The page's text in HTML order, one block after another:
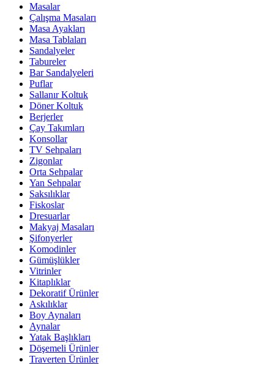
Masalar
Çalışma Masaları
Masa Ayakları
Masa Tablaları
Sandalyeler
Tabureler
Bar Sandalyeleri
Puflar
Sallanır Koltuk
Döner Koltuk
Berjerler
Çay Takımları
Konsollar
TV Sehpaları
Zigonlar
Orta Sehpalar
Yan Sehpalar
Saksılıklar
Fiskoslar
Dresuarlar
Makyaj Masaları
Şifonyerler
Komodinler
Gümüşlükler
Vitrinler
Kitaplıklar
Dekoratif Ürünler
Askılıklar
Boy Aynaları
Aynalar
Yatak Başlıkları
Döşemeli Ürünler
Traverten Ürünler